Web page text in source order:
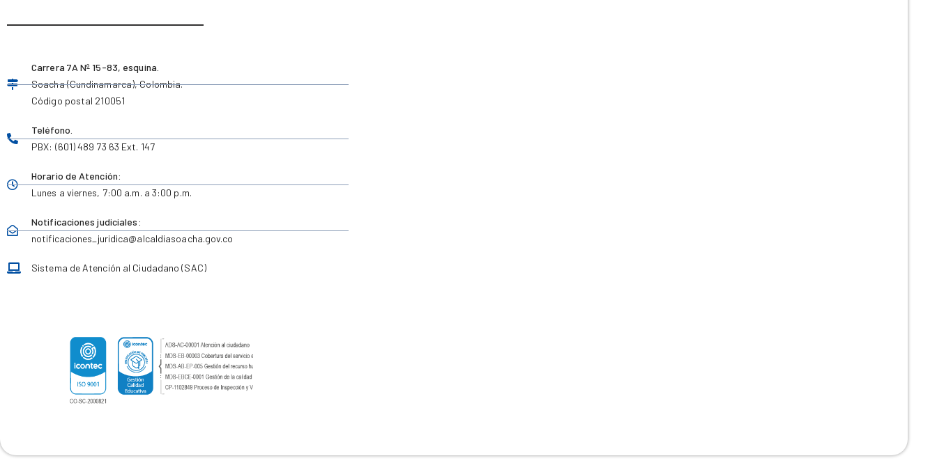
Carrera 7A Nº 15-83, esquina.
Soacha (Cundinamarca), Colombia.
Código postal 210051
Teléfono.
PBX: (601) 489 73 63 Ext. 147
Horario de Atención:
Lunes a viernes, 7:00 a.m. a 3:00 p.m.
Notificaciones judiciales:
notificaciones_juridica@alcaldiasoacha.gov.co
Sistema de Atención al Ciudadano (SAC)